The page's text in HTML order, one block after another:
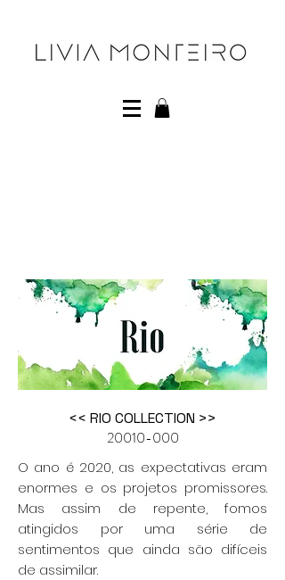
<< RIO COLLECTION >>
20010-000
O ano é 2020, as expectativas eram
enormes e os projetos promissores.
Mas assim de repente, fomos
atingidos por uma série de
sentimentos que ainda são difíceis
de assimilar.